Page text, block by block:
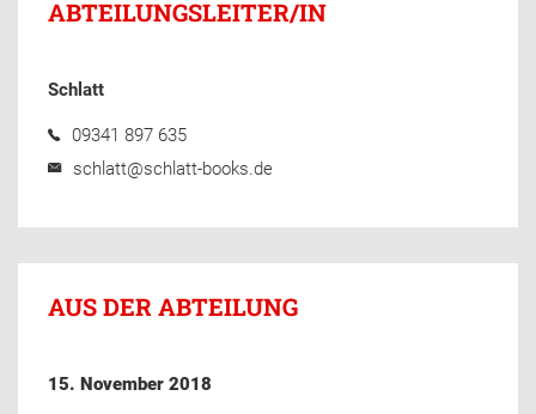
ABTEILUNGSLEITER/IN
Schlatt
09341 897 635
schlatt@schlatt-books.de
AUS DER ABTEILUNG
15. November 2018